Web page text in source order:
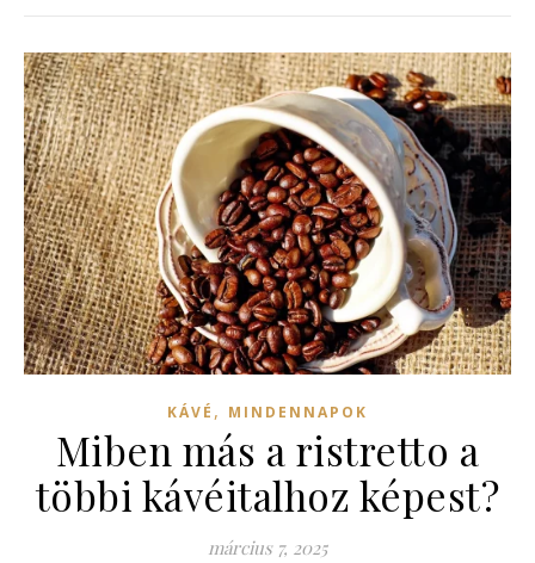
KÁVÉ , MINDENNAPOK
Miben más a ristretto a
többi kávéitalhoz képest?
március 7, 2025